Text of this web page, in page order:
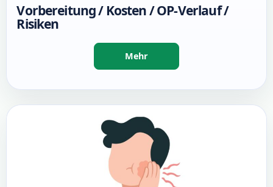
Vorbereitung / Kosten / OP-Verlauf /
Risiken